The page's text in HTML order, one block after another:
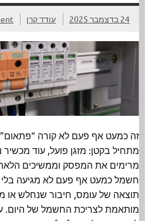
24 בדצמבר 2025 עודד קרן
זה כמעט אף פעם לא קורה
מתחיל בקטן: מזגן פועל, עוד מכשיר
מרימים את המפסק וממשיכים
חשמל כמעט אף פעם לא מגיעה בלי
תוצאה של עומס, חיבור שנחלש או
מותאמת לצריכת החשמל של היום.